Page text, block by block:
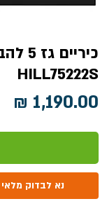
HILL75222S
נא לבדוק מלאי